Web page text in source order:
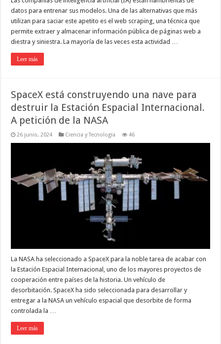
datos para entrenar sus modelos. Una de las alternativas que más
utilizan para saciar este apetito es el web scraping, una técnica que
permite extraer y almacenar información pública de páginas web a
diestra y siniestra. La mayoría de las veces esta actividad …
Leer más
SpaceX está construyendo una nave para
destruir la Estación Espacial Internacional.
A petición de la NASA
26 junio, 2024 Ciencia y Tecnología 46
La NASA ha seleccionado a SpaceX para la noble tarea de acabar con
la Estación Espacial Internacional, uno de los mayores proyectos de
cooperación entre países de la historia. Un vehículo de
desorbitación. SpaceX ha sido seleccionada para desarrollar y
entregar a la NASA un vehículo espacial que desorbite de forma
controlada la …
Leer más